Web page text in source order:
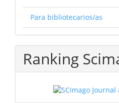
Para bibliotecarios/as
Ranking